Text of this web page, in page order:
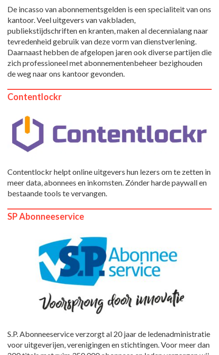
De incasso van abonnementsgelden is een specialiteit van ons
kantoor. Veel uitgevers van vakbladen,
publiekstijdschriften en kranten, maken al decennialang naar
tevredenheid gebruik van deze vorm van dienstverlening.
Daarnaast hebben de afgelopen jaren ook diverse partijen die
zich professioneel met abonnementenbeheer bezighouden
de weg naar ons kantoor gevonden.
Contentlockr
Contentlockr helpt online uitgevers hun lezers om te zetten in
meer data, abonnees en inkomsten. Zónder harde paywall en
bestaande tools te vervangen.
SP Abonneeservice
S.P. Abonneeservice verzorgt al 20 jaar de ledenadministratie
voor uitgeverijen, verenigingen en stichtingen. Voor meer dan